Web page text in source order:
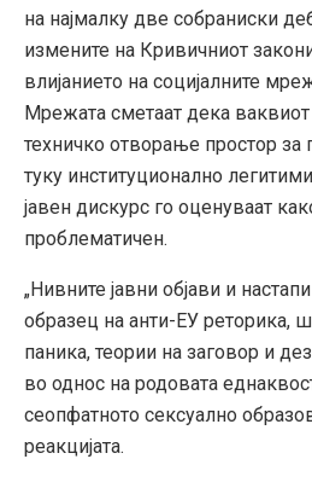
на најмалку две собраниски
измените на Кривичниот
влијанието на социјалните
Мрежата сметаат дека
техничко отворање простор за
туку институционално
јавен дискурс го оценуваат
проблематичен.
„Нивните јавни објави и
образец на анти-ЕУ реторика,
паника, теории на заговор и
во однос на родовата
сеопфатното сексуално
реакцијата.